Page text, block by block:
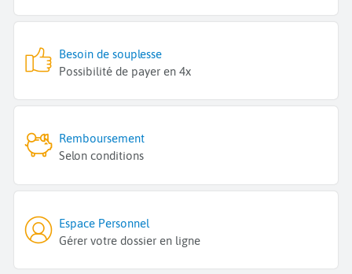
Besoin de souplesse
Possibilité de payer en 4x
Remboursement
Selon conditions
Espace Personnel
Gérer votre dossier en ligne